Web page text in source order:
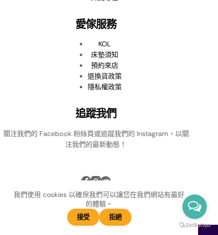
我們使用 cookies 以確保我們可以讓您在我們網站有最好
的體驗。
接受 拒絕
愛傢服務
KOL
床墊須知
預約來店
退換貨政策
隱私權政策
追蹤我們
關注我們的 Facebook 粉絲頁或追蹤我們的 Instagram，以關
注我們的最新動態！
Powered by weshin